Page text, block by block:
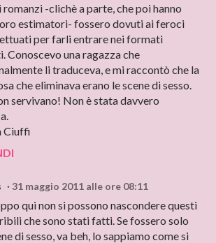
romanzi -clichè a parte, che poi hanno
estimatori- fossero dovuti ai feroci
per farli entrare nei formati
Conoscevo una ragazza che
li traduceva, e mi raccontò che la
che eliminava erano le scene di sesso.
servivano! Non è stata davvero
Ciuffi
31 maggio 2011 alle ore 08:11
qui non si possono nascondere questi
che sono stati fatti. Se fossero solo
di sesso, va beh, lo sappiamo come si